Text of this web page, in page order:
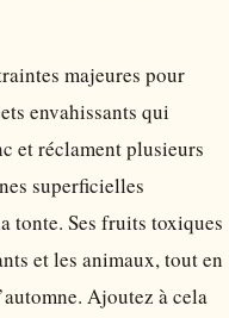
majeures pour
envahissants qui
et réclament plusieurs
superficielles
tonte. Ses fruits toxiques
et les animaux, tout en
Ajoutez à cela